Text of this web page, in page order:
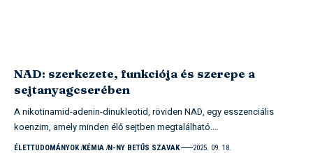
NAD: szerkezete, funkciója és szerepe a
sejtanyagcserében
A nikotinamid-adenin-dinukleotid, röviden NAD, egy esszenciális
koenzim, amely minden élő sejtben megtalálható.…
ÉLETTUDOMÁNYOK KÉMIA N-NY BETŰS SZAVAK 2025. 09. 18.